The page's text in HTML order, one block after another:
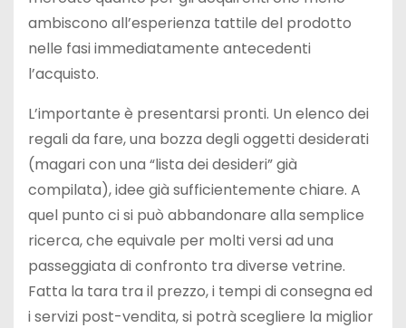
ambiscono all’esperienza tattile del prodotto
nelle fasi immediatamente antecedenti
l’acquisto.
L’importante è presentarsi pronti. Un elenco dei
regali da fare, una bozza degli oggetti desiderati
(magari con una “lista dei desideri” già
compilata), idee già sufficientemente chiare. A
quel punto ci si può abbandonare alla semplice
ricerca, che equivale per molti versi ad una
passeggiata di confronto tra diverse vetrine.
Fatta la tara tra il prezzo, i tempi di consegna ed
i servizi post-vendita, si potrà scegliere la miglior